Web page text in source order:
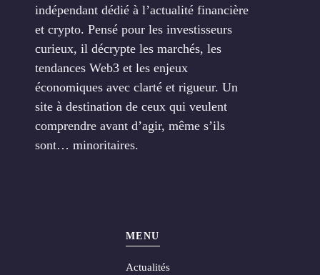
indépendant dédié à l’actualité financière
et crypto. Pensé pour les investisseurs
curieux, il décrypte les marchés, les
tendances Web3 et les enjeux
économiques avec clarté et rigueur. Un
site à destination de ceux qui veulent
comprendre avant d’agir, même s’ils
sont… minoritaires.
MENU
Actualités